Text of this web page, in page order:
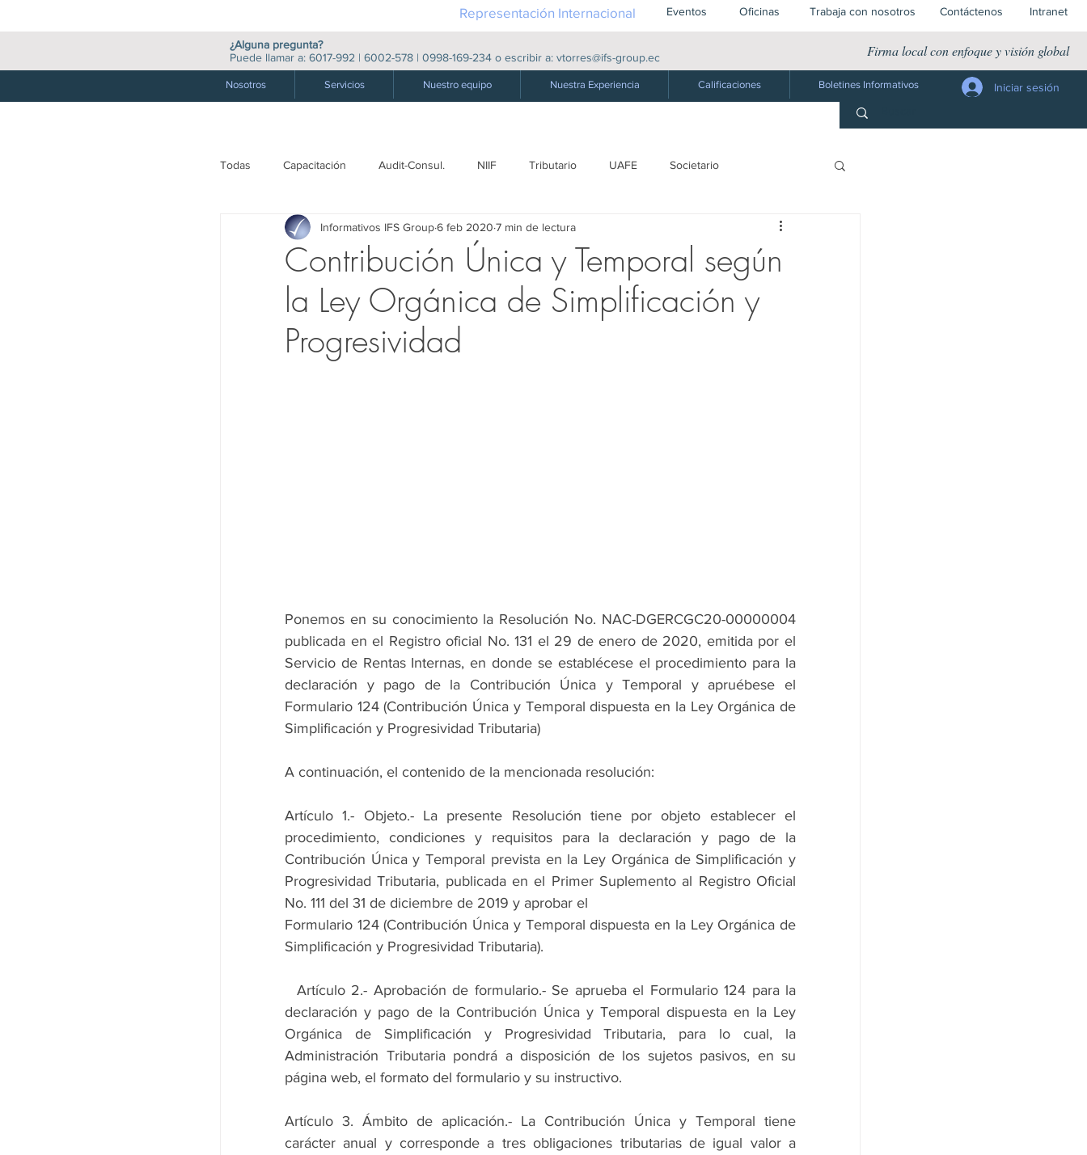
Nosotros Servicios Nuestro equipo Nuestra Experiencia Calificaciones Boletines Informativos
¿Alguna pregunta?
Puede llamar a: 6017-992 | 6002-578 | 0998-169-234 o escribir a: vtorres@ifs-group.ec
Iniciar sesión
Eventos
Representación Internacional Oficinas Trabaja con nosotros Contáctenos Intranet
Firma local con enfoque y visión global
Todas Capacitación Audit-Consul. NIIF Tributario UAFE Societario
M. Valores y Financiero Laboral - S. Social Producción
Derecho Público Energía Eléctrica Energética Derecho Público
Sociedades
Contribución Única y Temporal según
la Ley Orgánica de Simplificación y
Progresividad
Informativos IFS Group6 feb 2020 7 min de lectura
Ponemos en su conocimiento la Resolución No. NAC-DGERCGC20-00000004
publicada en el Registro oficial No. 131 el 29 de enero de 2020, emitida por el
Servicio de Rentas Internas, en donde se establécese el procedimiento para la
declaración y pago de la Contribución Única y Temporal y apruébese el
Formulario 124 (Contribución Única y Temporal dispuesta en la Ley Orgánica de
Simplificación y Progresividad Tributaria)
A continuación, el contenido de la mencionada resolución:
Artículo 1.- Objeto.- La presente Resolución tiene por objeto establecer el
procedimiento, condiciones y requisitos para la declaración y pago de la
Contribución Única y Temporal prevista en la Ley Orgánica de Simplificación y
Progresividad Tributaria, publicada en el Primer Suplemento al Registro Oficial
No. 111 del 31 de diciembre de 2019 y aprobar el
Formulario 124 (Contribución Única y Temporal dispuesta en la Ley Orgánica de
Simplificación y Progresividad Tributaria).
declaración y pago de la Contribución Única y Temporal dispuesta en la Ley
Orgánica de Simplificación y Progresividad Tributaria, para lo cual, la
Administración Tributaria pondrá a disposición de los sujetos pasivos, en su
página web, el formato del formulario y su instructivo.
Artículo 3. Ámbito de aplicación.- La Contribución Única y Temporal tiene
carácter anual y corresponde a tres obligaciones tributarias de igual valor a